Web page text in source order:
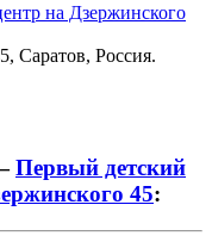
на Дзержинского
, Саратов, Россия.
Первый детский
45: